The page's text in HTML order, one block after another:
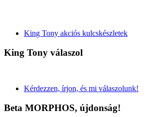
King Tony akciós kulcskészletek
King Tony válaszol
Kérdezzen, írjon, és mi válaszolunk!
Beta MORPHOS, újdonság!